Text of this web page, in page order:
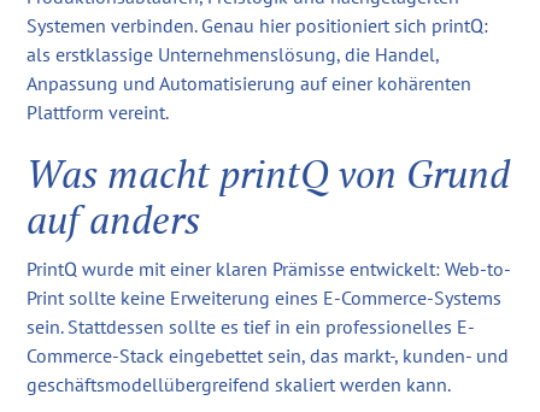
Systemen verbinden. Genau hier positioniert sich printQ:
als erstklassige Unternehmenslösung, die Handel,
Anpassung und Automatisierung auf einer kohärenten
Plattform vereint.
Was macht printQ von Grund
auf anders
PrintQ wurde mit einer klaren Prämisse entwickelt: Web-to-
Print sollte keine Erweiterung eines E-Commerce-Systems
sein. Stattdessen sollte es tief in ein professionelles E-
Commerce-Stack eingebettet sein, das markt-, kunden- und
geschäftsmodellübergreifend skaliert werden kann.